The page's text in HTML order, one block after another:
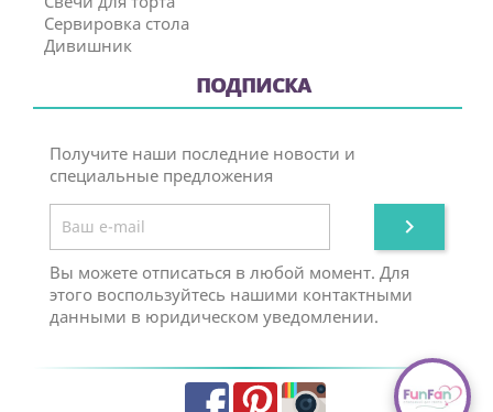
Сервировка стола
Дивишник
ПОДПИСКА
Получите наши последние новости и
специальные предложения

Вы можете отписаться в любой момент. Для
этого воспользуйтесь нашими контактными
данными в юридическом уведомлении.
FacebookPinterestInstagram